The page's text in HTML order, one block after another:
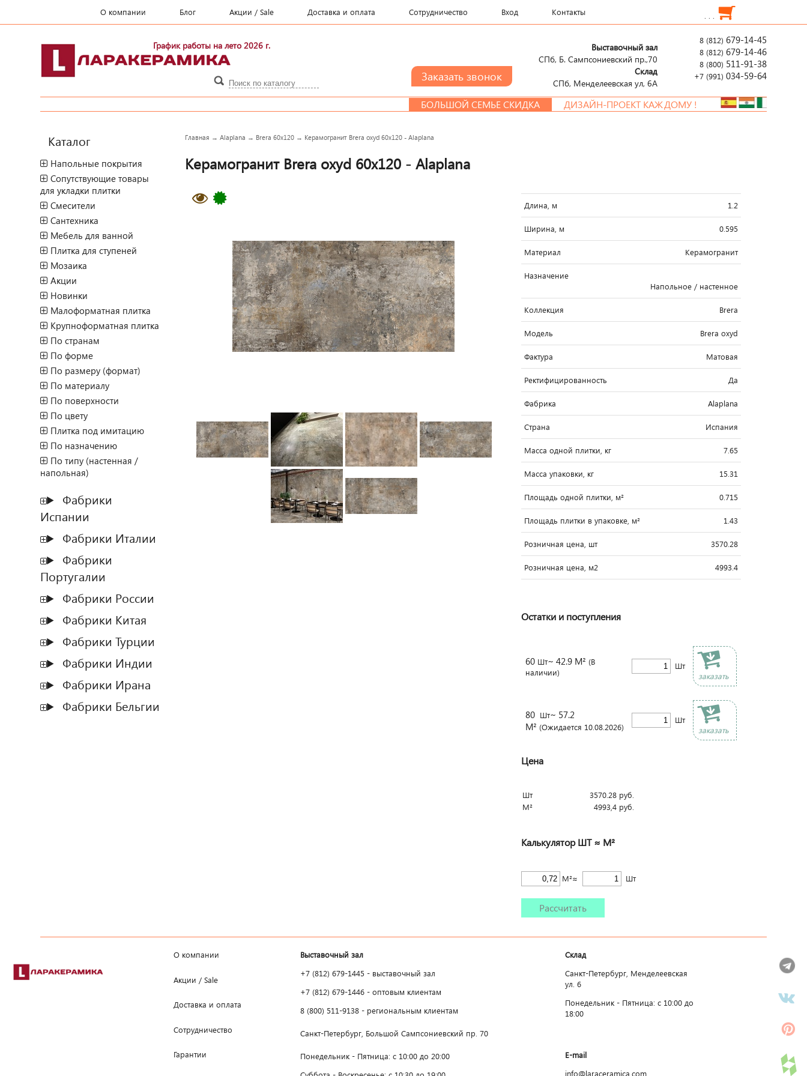
О компании Блог Акции / Sale Доставка и оплата Сотрудничество Вход Контакты . . .
График работы на лето 2026 г. 8 (812) 679-14-45
8 (812) 679-14-46
8 (800) 511-91-38
+7 (991) 034-59-64
Выставочный зал
СПб, Б. Сампсониевский пр.,70
Склад
СПб, Менделеевcкая ул, 6А
БОЛЬШОЙ СЕМЬЕ СКИДКА ДИЗАЙН-ПРОЕКТ КАЖДОМУ !
Каталог
Напольные покрытия
Сопутствующие товары
для укладки плитки
Смесители
Сантехника
Мебель для ванной
Плитка для ступеней
Мозаика
Акции
Новинки
Малоформатная плитка
Крупноформатная плитка
По странам
По форме
По размеру (формат)
По материалу
По поверхности
По цвету
Плитка под имитацию
По назначению
По типу (настенная /
напольная)
Фабрики
Испании
Фабрики Италии
Фабрики
Португалии
Фабрики России
Фабрики Китая
Фабрики Турции
Фабрики Индии
Фабрики Ирана
Фабрики Бельгии
Главная →Alaplana → Brera 60x120 → Керамогранит Brera oxyd 60x120 - Alaplana
Керамогранит Brera oxyd 60x120 - Alaplana
Длина, м 1.2
Ширина, м 0.595
Материал Керамогранит
Назначение
Напольное / настенное
Коллекция Brera
Модель Brera oxyd
Фактура Матовая
Ректифицированность Да
Фабрика Alaplana
Страна Испания
Масса одной плитки, кг 7.65
Масса упаковки, кг 15.31
Площадь одной плитки, м² 0.715
Площадь плитки в упаковке, м² 1.43
Розничная цена, шт 3570.28
Розничная цена, м2 4993.4
Остатки и поступления
60Шт~ 42.9 М² (В
наличии)
Шт
заказать
80Шт~ 57.2
М² (Ожидается 10.08.2026)
Шт
заказать
Цена
Шт 3570.28руб.
М²
4993,4руб.
Калькулятор ШТ ≈ М²
М²≈ Шт
Рассчитать
О компании
Акции / Sale
Доставка и оплата
Сотрудничество
Гарантии
Выставочный зал
+7 (812) 679-1445 - выставочный зал
+7 (812) 679-1446 - оптовым клиентам
8 (800) 511-9138 - региональным клиентам
Санкт-Петербург, Большой Сампсониевский пр. 70
Понедельник - Пятница: с 10:00 до 20:00
Склад
Санкт-Петербург, Менделеевская
ул. 6
Понедельник - Пятница: c 10:00 до
18:00
E-mail
info@laraceramica.com